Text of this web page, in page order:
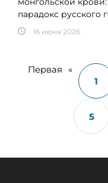
парадокс русского
16 июня 2026
Первая
«
1
5